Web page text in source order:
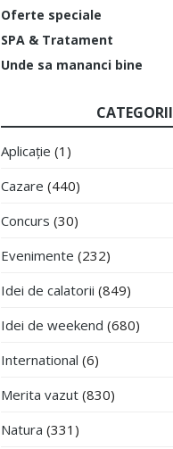
Oferte speciale
SPA & Tratament
Unde sa mananci bine
CATEGORII
Aplicație (1)
Cazare (440)
Concurs (30)
Evenimente (232)
Idei de calatorii (849)
Idei de weekend (680)
International (6)
Merita vazut (830)
Natura (331)